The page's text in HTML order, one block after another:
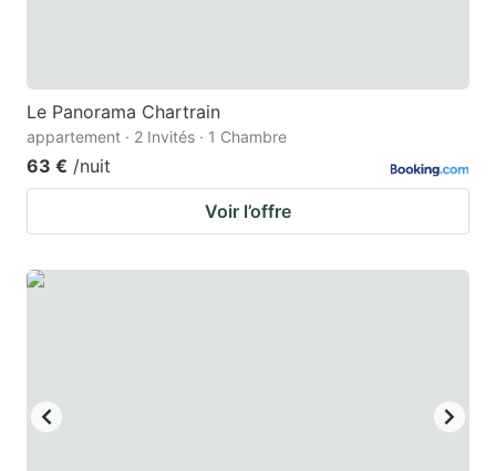
Le Panorama Chartrain
appartement · 2 Invités · 1 Chambre
63 € /nuit
Voir l’offre